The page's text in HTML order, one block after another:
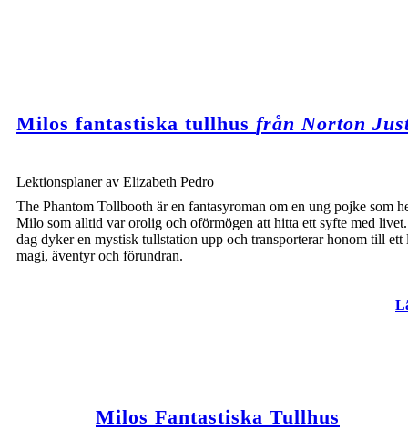
Milos fantastiska tullhus från Norton
Lektionsplaner av Elizabeth Pedro
The Phantom Tollbooth är en fantasyroman om en ung pojke som
Milo som alltid var orolig och oförmögen att hitta ett syfte med
dag dyker en mystisk tullstation upp och transporterar honom till ett
magi, äventyr och förundran.
Milos Fantastiska Tullhus